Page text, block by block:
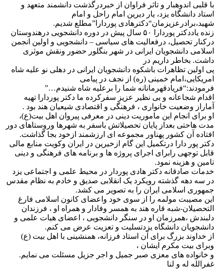
با قلبی اندوهبار و تاثر فراوان از خبردرگذشت دانشمند متعهد و
استاد دانشگاه یزد، یار دیرین امام راحل و امام
شهید،برادرعزیزمان“دکترهادی پوردارا”مطلع شدیم.
زنده یاددکتر پوردارا ۵۰ سال پیش در دوره دانشجویی درهندوستان
درکنار تحصیل، درفعالیت های سیاسی – دانشجویی و اولین انجمن
اسلامی دانشجویان ایرانی در شهر بنگلور حضور ونقش موثری
داشت. بخاطر داریم در
پی اولین تظاهرات باشکوه دانشجویان ایرانی در دهلی نو علیه شاه
امریکایی،امام خمینی (ره) از نجف در پیامی
فرمودند:“فریادقهرمانانه شما را برعلیه شاه شنیدم…”
اقدام شجاعانه و بی نظیر عزیز سفرکرده ما دکتر پوردارا تهیه
آماراز وضعیت خانواری ، فرهنگی و اقتصادی شیعیان هند بود .
او برای انجام این ماموریت دینی در معرفی پیروان اهل بیت(ع)،
مدت هاحتی بعداز پایان تحصیلاتش باسفر به شهرها وروستاهای دور
افتاده آن کشور پهناور مجموعه ای ارزشمند ازخود بجا گذاشت.
دکتر پور دارا درتکمیل این گام ازخیرین در ایران وکویت منابع مالی
قابل توجهی رابرای اجرای پروژه ها و برنامه های فرهنگی و دینی
تامین و هزینه نمود.
خدمات صادقانه دکتر هادی پوردار در محیط علمی و اجتماعی یزد
در سه دهه گذشته رویکرد یک انقلابی صدیق و خادم به نظام مقدس
جمهوری اسلامی ایران را به تصویر می کشد.
این مصیبت مولمه را از سوی خود واعضای کانون اسلامی فارغ
التحصیلان-شبه قاره هند به همسر وفادار و همراه او ، فرزندان
دلبندش ،همرزمان او در سنگر دانشجویی ، اعضای هیات علمی و
دانشجویان دانشگاه یزدتسلیت و تعزیت عرض می کنم.
از خداوند بزرگ برای آن استاد فرزانه، همنشینی با اهل بیت (ع)
وبرای بیت مکرم ایشان ،
و خانواده های معزی صبر جمیل و اجر جزیل مسئلت می نمایم.
غفرالله له و لنا